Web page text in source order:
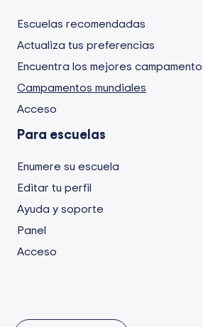
Escuelas recomendadas
Actualiza tus preferencias
Encuentra los mejores
Campamentos mundiales
Acceso
Para escuelas
Enumere su escuela
Editar tu perfil
Ayuda y soporte
Panel
Acceso